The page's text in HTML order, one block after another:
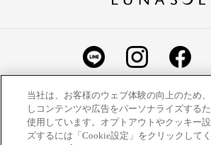
ショッピングガイド よくあるご質問
ご利用規約 定期便ご利用特約 利
プライバシーポリシー 特定商取
当社は、お客様のウェブ体験の向上のため
しコンテンツや広告をパーソナライズする
使用しています。オプトアウトやクッキー
ズするには「Cookie設定」をクリックしてく